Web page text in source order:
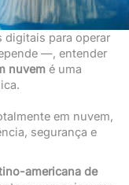
digitais para operar
—, entender
nuvemé uma
em nuvem,
segurança e
americana de